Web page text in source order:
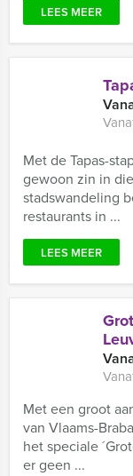
LEES MEER
Met de Tapas-
gewoon zin in
stadswandeling
restaurants in ...
LEES MEER
Met een groot
van Vlaams-
het speciale
er geen ...